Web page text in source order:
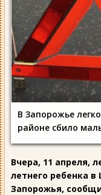
В Запорожье
районе сбило
Вчера, 11 апреля,
летнего ребенка
Запорожья,